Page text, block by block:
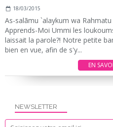
18/03/2015
As-salãmu `alaykum wa
Apprends-Moi Ummi les
laissait la parole?! Notre petite
bien en vue, afin de s'y...
EN
NEWSLETTER